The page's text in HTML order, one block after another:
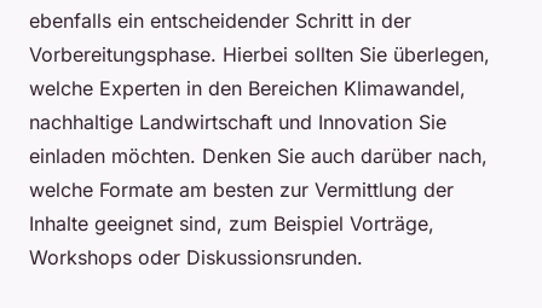
ebenfalls ein entscheidender Schritt in der
Vorbereitungsphase. Hierbei sollten Sie überlegen,
welche Experten in den Bereichen Klimawandel,
nachhaltige Landwirtschaft und Innovation Sie
einladen möchten. Denken Sie auch darüber nach,
welche Formate am besten zur Vermittlung der
Inhalte geeignet sind, zum Beispiel Vorträge,
Workshops oder Diskussionsrunden.